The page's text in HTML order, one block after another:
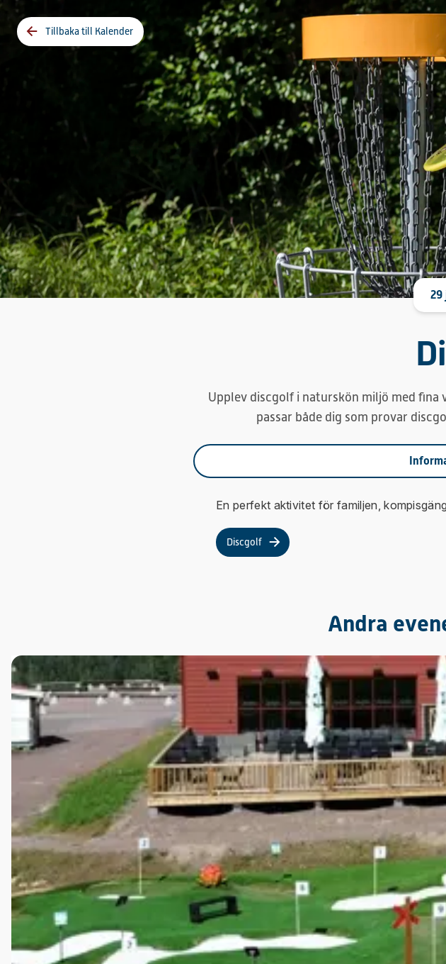
Tillbaka till Kalender
29
Upplev discgolf i naturskön miljö med fina
passar både dig som provar
En perfekt aktivitet för familjen,
Discgolf
Andra